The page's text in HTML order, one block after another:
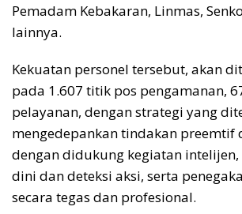
Pemadam Kebakaran, Linmas,
lainnya.
Kekuatan personel tersebut, akan
pada 1.607 titik pos pengamanan,
pelayanan, dengan strategi yang
mengedepankan tindakan preemtif
dengan didukung kegiatan
dini dan deteksi aksi, serta
secara tegas dan profesional.